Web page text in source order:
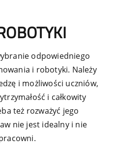
odpowiedniego
i robotyki. Należy
i możliwości uczniów,
i całkowity
też rozważyć jego
nie jest idealny i nie